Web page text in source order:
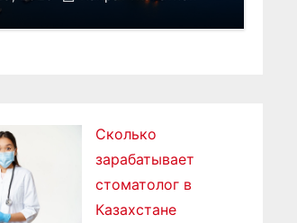
Сколько
зарабатывает
стоматолог в
Казахстане